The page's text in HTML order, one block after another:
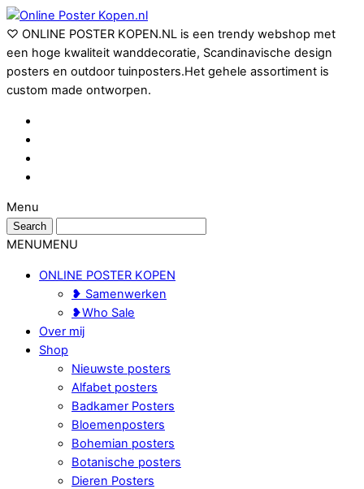
♡ ONLINE POSTER KOPEN.NL is een trendy webshop met
een hoge kwaliteit wanddecoratie, Scandinavische design
posters en outdoor tuinposters.Het gehele assortiment is
custom made ontworpen.
Menu
MENUMENU
ONLINE POSTER KOPEN
❥ Samenwerken
❥Who Sale
Over mij
Shop
Nieuwste posters
Alfabet posters
Badkamer Posters
Bloemenposters
Bohemian posters
Botanische posters
Dieren Posters